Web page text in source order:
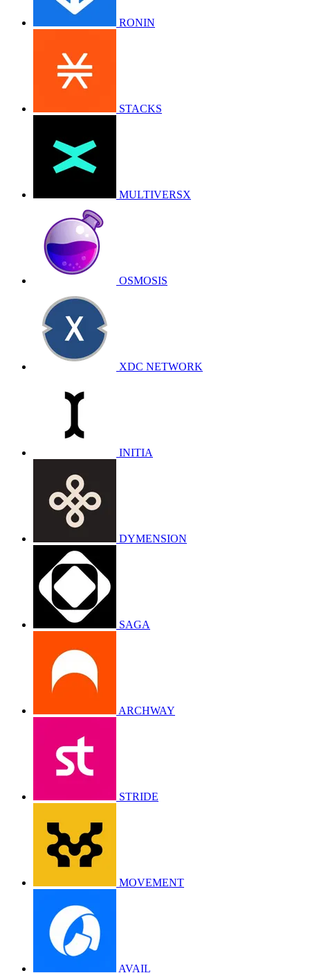
RONIN
STACKS
MULTIVERSX
OSMOSIS
XDC NETWORK
INITIA
DYMENSION
SAGA
ARCHWAY
STRIDE
MOVEMENT
AVAIL